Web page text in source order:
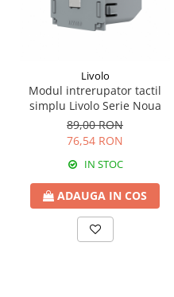
Livolo
Modul intrerupator tactil
simplu Livolo Serie Noua
89,00 RON
76,54 RON
IN STOC
ADAUGA IN COS